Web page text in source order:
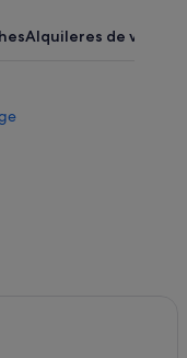
Alquileres de